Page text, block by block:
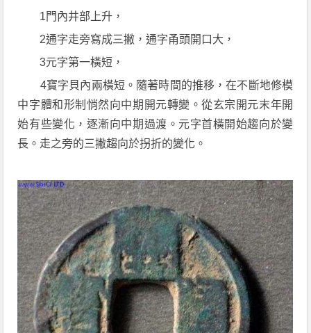
1門內井部上升，
2通字走旁寫成三撇，通字甬頭開口大，
3元字第一橫短，
4寶字貝內兩橫短。隨著時間的推移，在不斷地修模
中字體和形制悄然向中期開元轉變。從玄宗開元末年開
始有些變化，逐漸向中期過渡。元字首橫開始趨向於變
長。走之旁的三撇趨向於拐折的變化。